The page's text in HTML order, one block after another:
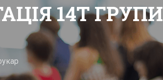
14Т ГРУПИ